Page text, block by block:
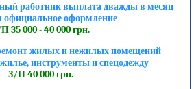
работник выплата дважды в месяц
официальное оформление
35 000 - 40 000 грн.
жилых и нежилых помещений
инструменты и спецодежду
З/П 40 000 грн.